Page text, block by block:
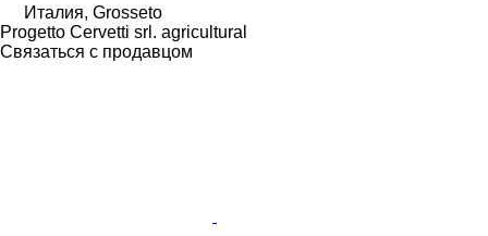
Италия, Grosseto
Progetto Cervetti srl. agricultural
Связаться с продавцом